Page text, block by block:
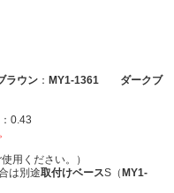
ウン： MY1-1361 ダークブ
0.43
用ください。）
は別途取付けベースS（MY1-